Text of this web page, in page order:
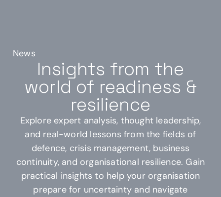
News
Insights from the
world of readiness &
resilience
Explore expert analysis, thought leadership,
and real-world lessons from the fields of
defence, crisis management, business
continuity, and organisational resilience. Gain
practical insights to help your organisation
prepare for uncertainty and navigate